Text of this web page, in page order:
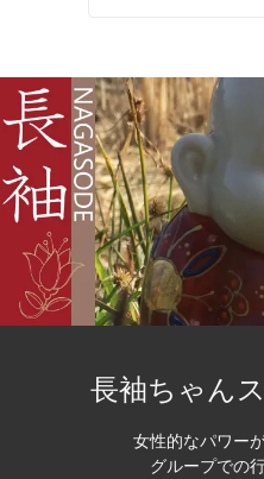
長袖ちゃん
女性的なパワー
グループでの